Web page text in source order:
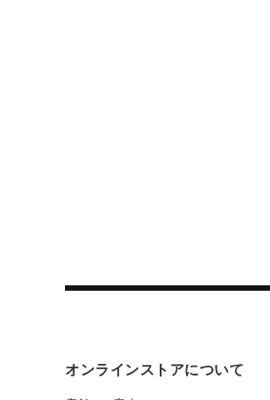
オンラインストアについて